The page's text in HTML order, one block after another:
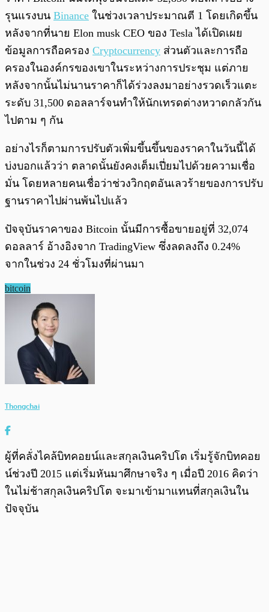
รุนแรงบน Binance ในช่วงเวลาประมาณตี 1 โดยเกิดขึ้น
หลังจากที่นาย Elon musk CEO ของ Tesla ได้เปิดเผย
ข้อมูลการถือครอง Cryptocurrency ส่วนตัวและการถือ
ครองในองค์กรของเขาในระหว่างการประชุม แต่ภาย
หลังจากนั้นไม่นานราคาก็ได้ร่วงลงมาอย่างรวดเร็วแตะ
ระดับ 31,500 ดอลลาร์จนทำให้นักเทรดต่างหวาดกลัวกัน
ไปตาม ๆ กัน
อย่างไรก็ตามการปรับตัวเพิ่มขึ้นขึ้นของราคาในวันนี้ได้
บ่งบอกแล้วว่า ตลาดนั้นยังคงเต็มเปี่ยมไปด้วยความเชื่อ
มั่น โดยหลายคนเชื่อว่าช่วงวิกฤตอันเลวร้ายของการปรับ
ฐานราคาไปผ่านพ้นไปแล้ว
ปัจจุบันราคาของ Bitcoin นั้นมีการซื้อขายอยู่ที่ 32,074
ดอลลาร์ อ้างอิงจาก TradingView ซึ่งลดลงถึง 0.24%
จากในช่วง 24 ชั่วโมงที่ผ่านมา
bitcoin
Thongchai
ผู้ที่คลั่งไคล้บิทคอยน์และสกุลเงินคริปโต เริ่มรู้จักบิทคอย
น์ช่วงปี 2015 แต่เริ่มหันมาศึกษาจริง ๆ เมื่อปี 2016 คิดว่า
ในไม่ช้าสกุลเงินคริปโต จะมาเข้ามาแทนที่สกุลเงินใน
ปัจจุบัน